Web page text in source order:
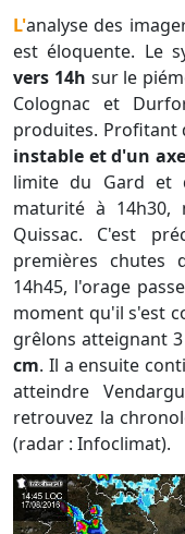
L'analyse des imageries radar de cet épisode grêligène
est éloquente. Le
vers 14h sur le
Colognac et
produites. Profitant
instable et d'un
limite du Gard et
maturité à
Quissac. C'est
premières chutes
14h45, l'orage
moment qu'il s'est
grêlons atteignant
cm. Il a ensuite
atteindre
retrouvez la
(radar : Infoclimat).